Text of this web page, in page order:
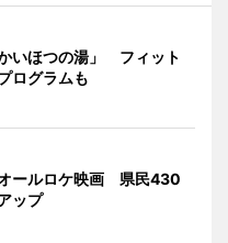
いほつの湯」 フィット
ログラムも
ールロケ映画 県民430
ップ